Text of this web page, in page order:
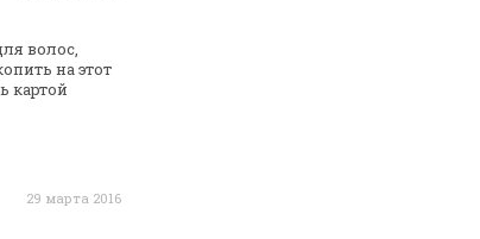
волос,
на этот
картой
29 марта 2016